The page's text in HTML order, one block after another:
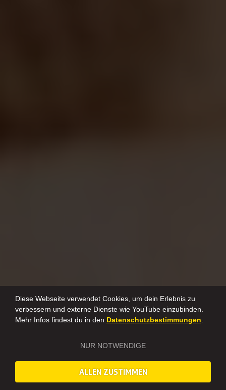
Diese Webseite verwendet Cookies, um dein Erlebnis zu
verbessern und externe Dienste wie YouTube einzubinden.
Mehr Infos findest du in den Datenschutzbestimmungen.
NUR NOTWENDIGE
ALLEN ZUSTIMMEN